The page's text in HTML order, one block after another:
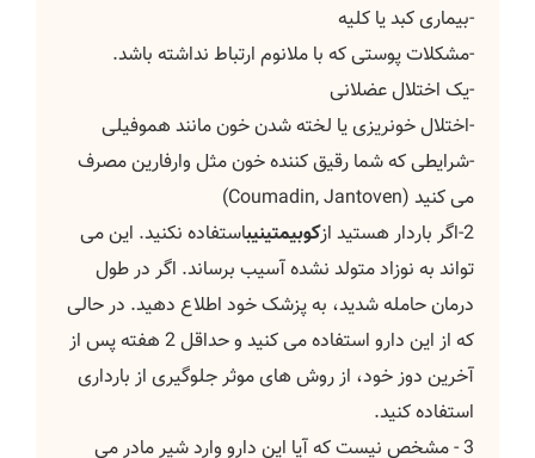
-بیماری کبد یا کلیه
-مشکلات پوستی که با ملانوم ارتباط نداشته باشد.
-یک اختلال عضلانی
-اختلال خونریزی یا لخته شدن خون مانند هموفیلی
-شرایطی که شما رقیق کننده خون مثل وارفارین مصرف
می کنید (Coumadin, Jantoven)
کوبیمتینیباستفاده نکنید. این می
تواند به نوزاد متولد نشده آسیب برساند. اگر در طول
درمان حامله شدید، به پزشک خود اطلاع دهید. در حالی
که از این دارو استفاده می کنید و حداقل 2 هفته پس از
آخرین دوز خود، از روش های موثر جلوگیری از بارداری
استفاده کنید.
3 - مشخص نیست که آیا این دارو وارد شیر مادر می